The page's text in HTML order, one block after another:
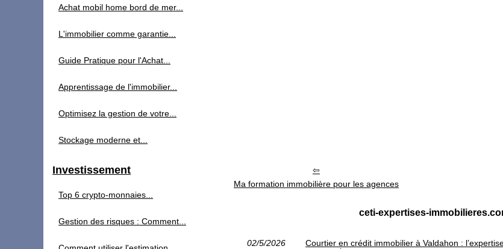
Ma formation immobilière pour les agences
ceti-expertises-
02/5/2026
Courtier en crédit immobilier à Valdahon :
Achat mobil home bord de mer...
L'immobilier comme garantie...
Guide Pratique pour l'Achat...
Apprentissage de l'immobilier...
Optimisez la gestion de votre...
Stockage moderne et...
Investissement
Top 6 crypto-monnaies...
Gestion des risques : Comment...